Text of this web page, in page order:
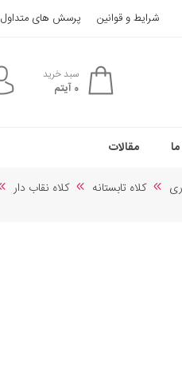
شرایط و قوانین پرسش های متداول
سبد خرید
0آیتم
مقالات
کلاه تابستانه کلاه نقاب دار